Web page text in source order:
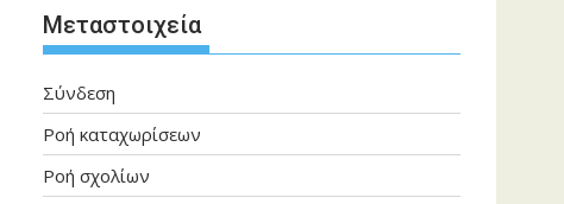
Μεταστοιχεία
Σύνδεση
Ροή καταχωρίσεων
Ροή σχολίων